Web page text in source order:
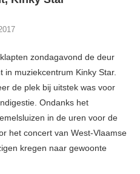
zondagavond de deur
in muziekcentrum Kinky Star.
de plek bij uitstek was voor
Ondanks het
in de uren voor de
het concert van West-Vlaamse
kregen naar gewoonte